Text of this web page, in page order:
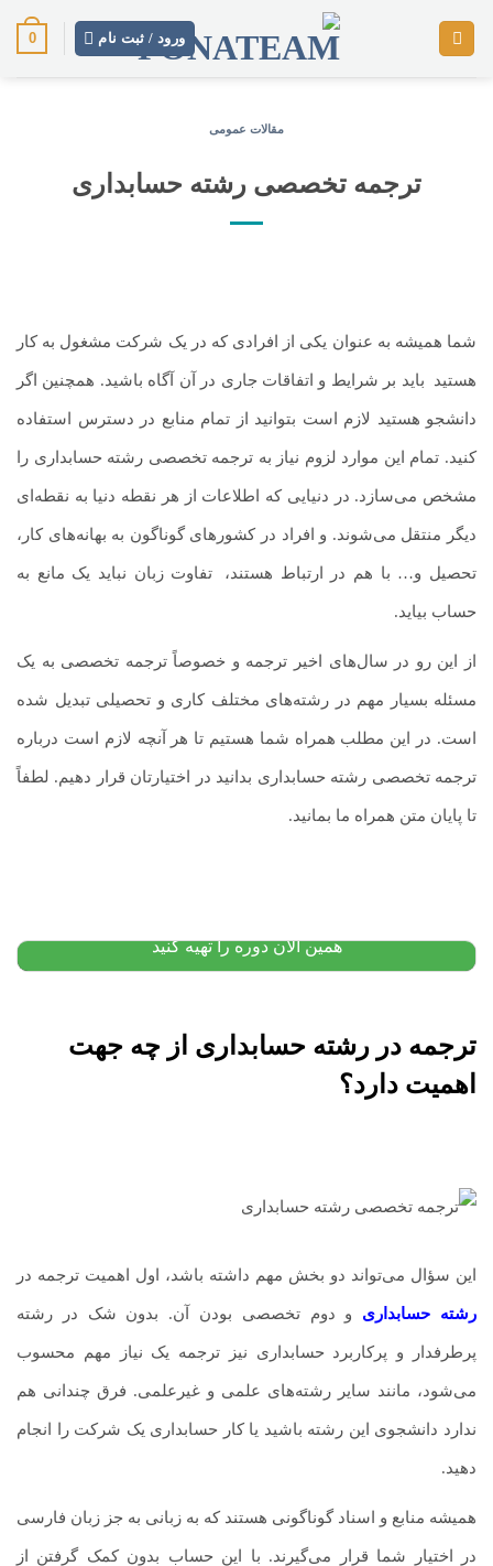
ورود / ثبت نام 0
مقالات عمومی
ترجمه تخصصی رشته حسابداری
شما همیشه به عنوان یکی از افرادی که در یک شرکت مشغول به کار
هستید باید بر شرایط و اتفاقات جاری در آن آگاه باشید. همچنین اگر
دانشجو هستید لازم است بتوانید از تمام منابع در دسترس استفاده
کنید. تمام این موارد لزوم نیاز به ترجمه تخصصی رشته حسابداری را
مشخص می‌سازد. در دنیایی که اطلاعات از هر نقطه دنیا به نقطه‌ای
دیگر منتقل می‌شوند. و افراد در کشورهای گوناگون به بهانه‌های کار،
تحصیل و… با هم در ارتباط هستند، تفاوت زبان نباید یک مانع به
حساب بیاید.
از این رو در سال‌های اخیر ترجمه و خصوصاً ترجمه تخصصی به یک
مسئله بسیار مهم در رشته‌های مختلف کاری و تحصیلی تبدیل شده
است. در این مطلب همراه شما هستیم تا هر آنچه لازم است درباره
ترجمه تخصصی رشته حسابداری بدانید در اختیارتان قرار دهیم. لطفاً
تا پایان متن همراه ما بمانید.
آموزش کتاب تحلیل مقابله ای و تحلیل خطاها و نظریه
همین الان دوره را تهیه کنید
ترجمه در رشته حسابداری از چه جهت
اهمیت دارد؟
این سؤال می‌تواند دو بخش مهم داشته باشد، اول اهمیت ترجمه در
رشته حسابداری و دوم تخصصی بودن آن. بدون شک در رشته
پرطرفدار و پرکاربرد حسابداری نیز ترجمه یک نیاز مهم محسوب
می‌شود، مانند سایر رشته‌های علمی و غیرعلمی. فرق چندانی هم
ندارد دانشجوی این رشته باشید یا کار حسابداری یک شرکت را انجام
دهید.
همیشه منابع و اسناد گوناگونی هستند که به زبانی به جز زبان فارسی
در اختیار شما قرار می‌گیرند. با این حساب بدون کمک گرفتن از